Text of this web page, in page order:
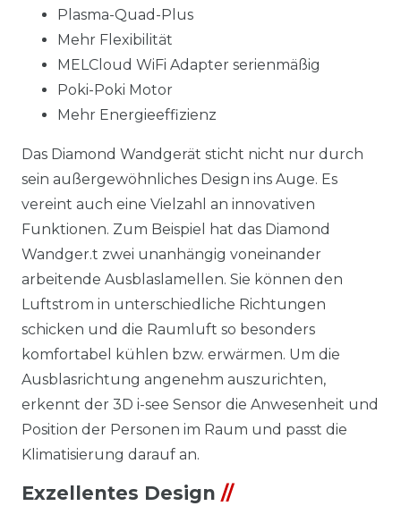
Plasma-Quad-Plus
Mehr Flexibilität
MELCloud WiFi Adapter serienmäßig
Poki-Poki Motor
Mehr Energieeffizienz
Das Diamond Wandgerät sticht nicht nur durch
sein außergewöhnliches Design ins Auge. Es
vereint auch eine Vielzahl an innovativen
Funktionen. Zum Beispiel hat das Diamond
Wandger.t zwei unanhängig voneinander
arbeitende Ausblaslamellen. Sie können den
Luftstrom in unterschiedliche Richtungen
schicken und die Raumluft so besonders
komfortabel kühlen bzw. erwärmen. Um die
Ausblasrichtung angenehm auszurichten,
erkennt der 3D i-see Sensor die Anwesenheit und
Position der Personen im Raum und passt die
Klimatisierung darauf an.
Exzellentes Design //